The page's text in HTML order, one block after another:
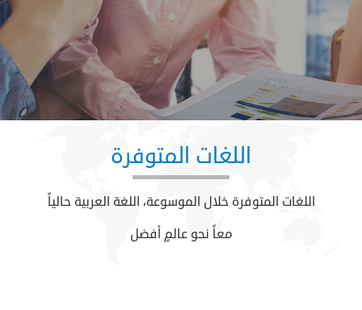
اللغات المتوفرة
اللغات المتوفرة خلال الموسوعة، اللغة العربية حالياً
معاً نحو عالمٍ أفضل